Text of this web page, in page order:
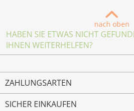
nach oben
HABEN SIE ETWAS NICHT
IHNEN WEITERHELFEN?
ZAHLUNGSARTEN
SICHER EINKAUFEN